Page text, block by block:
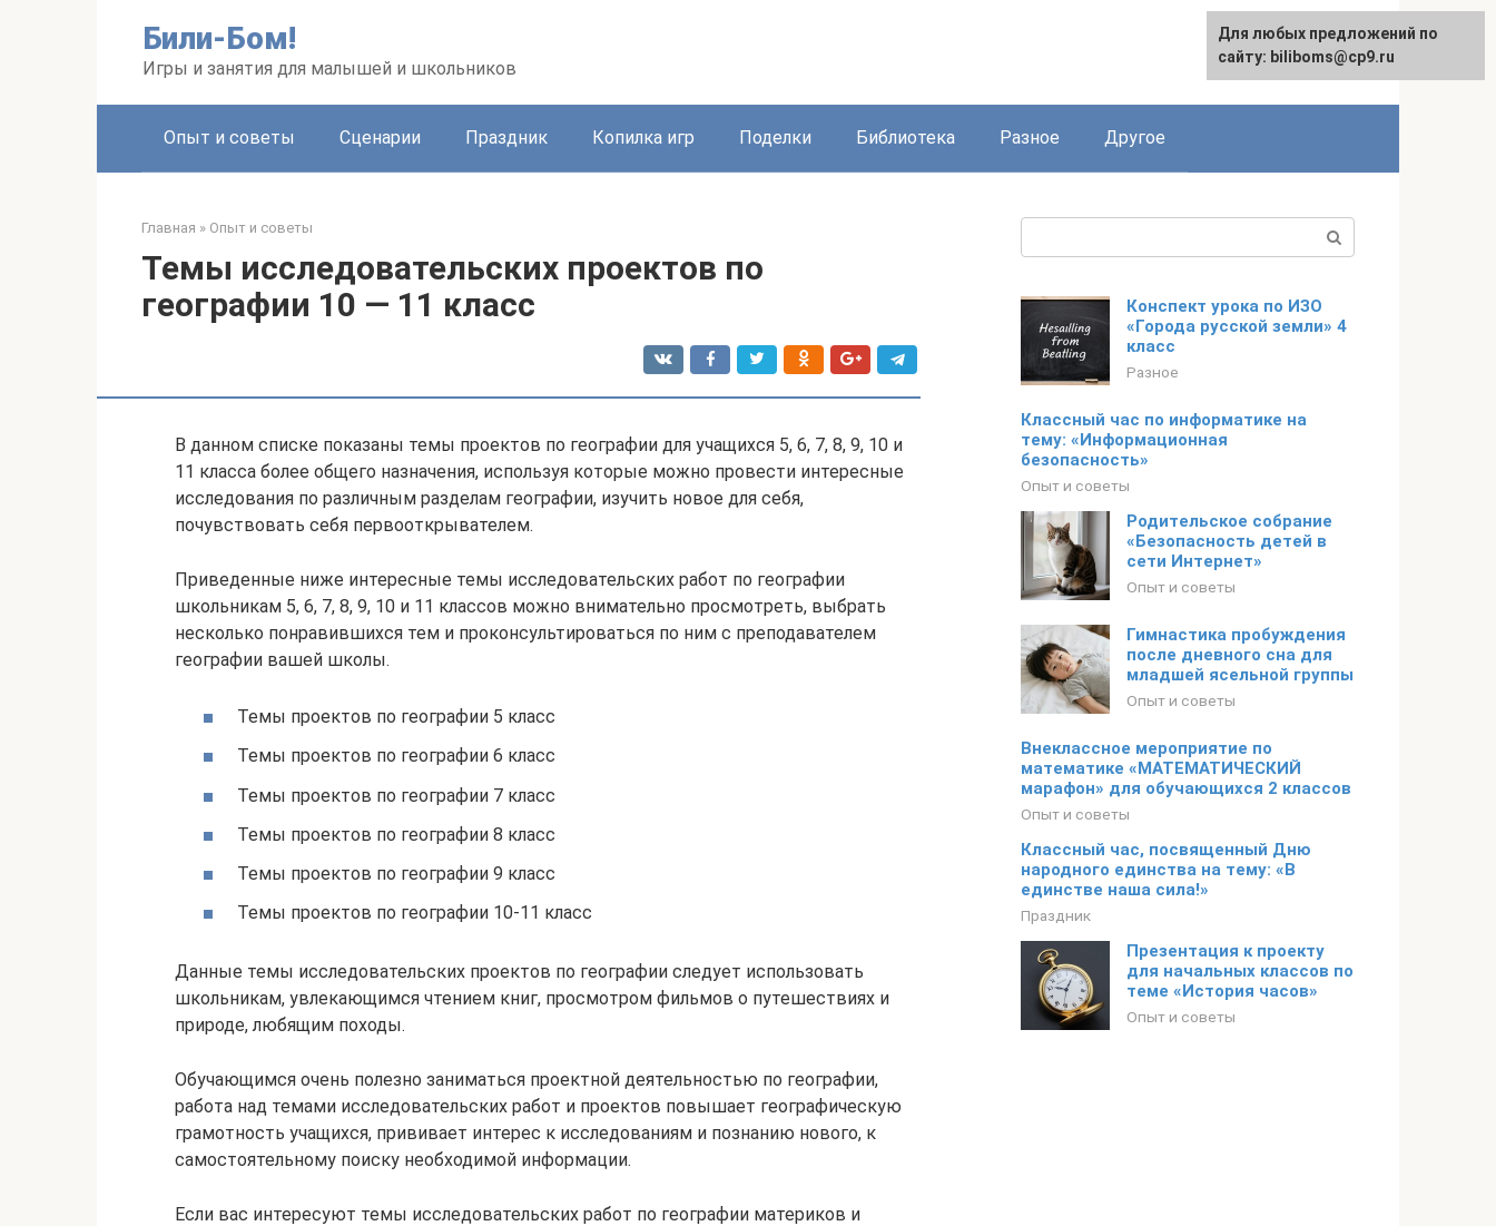
Били-Бом!
Игры и занятия для малышей и школьников
Опыт и советы Сценарии Праздник Копилка игр Поделки Библиотека Разное Другое
Главная » Опыт и советы
Темы исследовательских проектов по
географии 10 — 11 класс
В данном списке показаны темы проектов по географии для учащихся 5, 6, 7, 8, 9, 10 и
11 класса более общего назначения, используя которые можно провести интересные
исследования по различным разделам географии, изучить новое для себя,
почувствовать себя первооткрывателем.
Приведенные ниже интересные темы исследовательских работ по географии
школьникам 5, 6, 7, 8, 9, 10 и 11 классов можно внимательно просмотреть, выбрать
несколько понравившихся тем и проконсультироваться по ним с преподавателем
географии вашей школы.
Темы проектов по географии 5 класс
Темы проектов по географии 6 класс
Темы проектов по географии 7 класс
Темы проектов по географии 8 класс
Темы проектов по географии 9 класс
Темы проектов по географии 10-11 класс
Данные темы исследовательских проектов по географии следует использовать
школьникам, увлекающимся чтением книг, просмотром фильмов о путешествиях и
природе, любящим походы.
Обучающимся очень полезно заниматься проектной деятельностью по географии,
работа над темами исследовательских работ и проектов повышает географическую
грамотность учащихся, прививает интерес к исследованиям и познанию нового, к
самостоятельному поиску необходимой информации.
Если вас интересуют темы исследовательских работ по географии материков и
Конспект урока по ИЗО
«Города русской земли» 4
класс
Разное
Классный час по информатике на
тему: «Информационная
безопасность»
Опыт и советы
Родительское собрание
«Безопасность детей в
сети Интернет»
Опыт и советы
Гимнастика пробуждения
после дневного сна для
младшей ясельной группы
Опыт и советы
Внеклассное мероприятие по
математике «МАТЕМАТИЧЕСКИЙ
марафон» для обучающихся 2 классов
Опыт и советы
Классный час, посвященный Дню
народного единства на тему: «В
единстве наша сила!»
Праздник
Презентация к проекту
для начальных классов по
теме «История часов»
Опыт и советы
Для любых предложений по
сайту: biliboms@cp9.ru